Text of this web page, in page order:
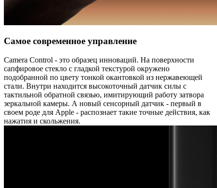
Самое современное управление
Camera Control - это образец инноваций. На поверхности
сапфировое стекло с гладкой текстурой окружено
подобранной по цвету тонкой окантовкой из нержавеющей
стали. Внутри находится высокоточный датчик силы с
тактильной обратной связью, имитирующий работу затвора
зеркальной камеры. А новый сенсорный датчик - первый в
своем роде для Apple - распознает такие точные действия, как
нажатия и скольжения.